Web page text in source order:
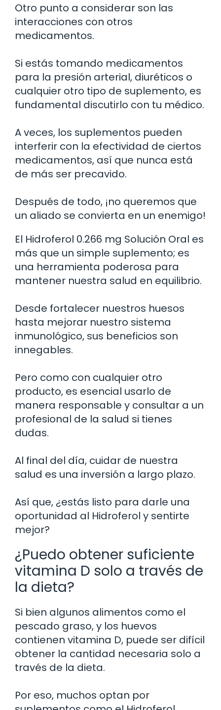
Otro punto a considerar son las
interacciones con otros
medicamentos.
Si estás tomando medicamentos
para la presión arterial, diuréticos o
cualquier otro tipo de suplemento, es
fundamental discutirlo con tu médico.
A veces, los suplementos pueden
interferir con la efectividad de ciertos
medicamentos, así que nunca está
de más ser precavido.
Después de todo, ¡no queremos que
un aliado se convierta en un enemigo!
El Hidroferol 0.266 mg Solución Oral es
más que un simple suplemento; es
una herramienta poderosa para
mantener nuestra salud en equilibrio.
Desde fortalecer nuestros huesos
hasta mejorar nuestro sistema
inmunológico, sus beneficios son
innegables.
Pero como con cualquier otro
producto, es esencial usarlo de
manera responsable y consultar a un
profesional de la salud si tienes
dudas.
Al final del día, cuidar de nuestra
salud es una inversión a largo plazo.
Así que, ¿estás listo para darle una
oportunidad al Hidroferol y sentirte
mejor?
¿Puedo obtener suficiente
vitamina D solo a través de
la dieta?
Si bien algunos alimentos como el
pescado graso, y los huevos
contienen vitamina D, puede ser difícil
obtener la cantidad necesaria solo a
través de la dieta.
Por eso, muchos optan por